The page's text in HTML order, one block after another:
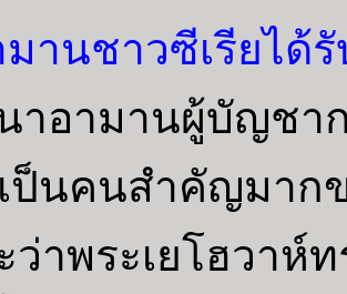
านชาวซีเรียได้
าอามานผู้บัญชา
เป็นคนสำคัญมา
ว่าพระเยโฮวาห์